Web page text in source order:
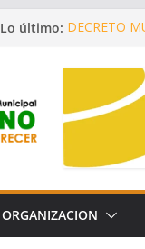
Lo último: DECRETO
CONVENIO
LA
LEY
DECRETO
ORGANIZACION